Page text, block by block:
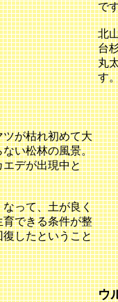
で
北
台
丸
す
が枯れ初めて大
い松林の風景。
デが出現中と
って、土が良く
できる条件が整
したということ
ウ